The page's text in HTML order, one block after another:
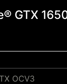
GTX
OCV3